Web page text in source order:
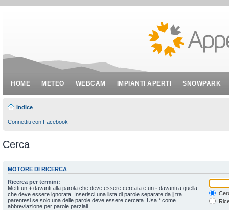
HOME METEO WEBCAM IMPIANTI APERTI SNOWPARK
Indice
Connettiti con Facebook
Cerca
MOTORE DI RICERCA
Ricerca per termini:
Metti un + davanti alla parola che deve essere cercata e un - davanti a quella
che deve essere ignorata. Inserisci una lista di parole separate da | tra
parentesi se solo una delle parole deve essere cercata. Usa * come
abbreviazione per parole parziali.